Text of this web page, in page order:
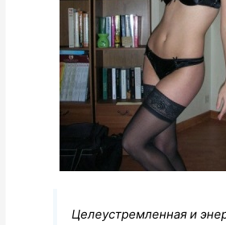
Целеустремленная и